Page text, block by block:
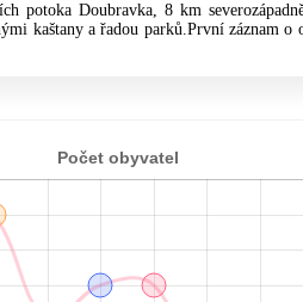
potoka Doubravka, 8 km
kaštany a řadou parků.První záznam